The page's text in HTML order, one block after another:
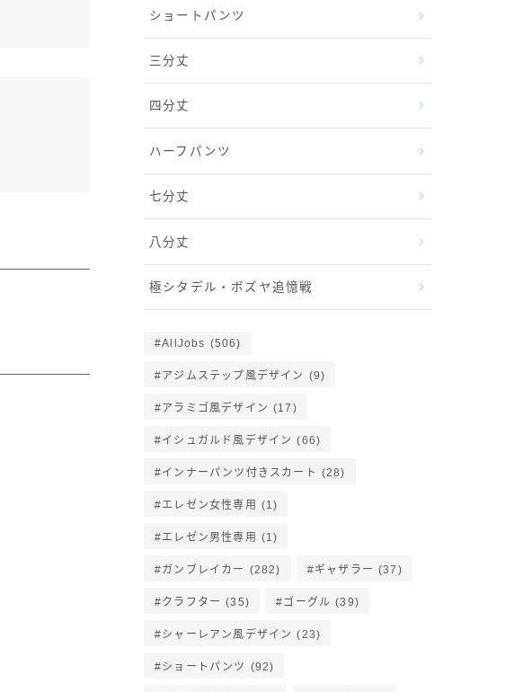
ショートパンツ
三分丈
四分丈
ハーフパンツ
七分丈
八分丈
極シタデル・ボズヤ追憶戦
AllJobs (506)
アジムステップ風デザイン (9)
アラミゴ風デザイン (17)
イシュガルド風デザイン (66)
インナーパンツ付きスカート (28)
エレゼン女性専用 (1)
エレゼン男性専用 (1)
ガンブレイカー (282) ギャザラー (37)
クラフター (35) ゴーグル (39)
シャーレアン風デザイン (23)
ショートパンツ (92)